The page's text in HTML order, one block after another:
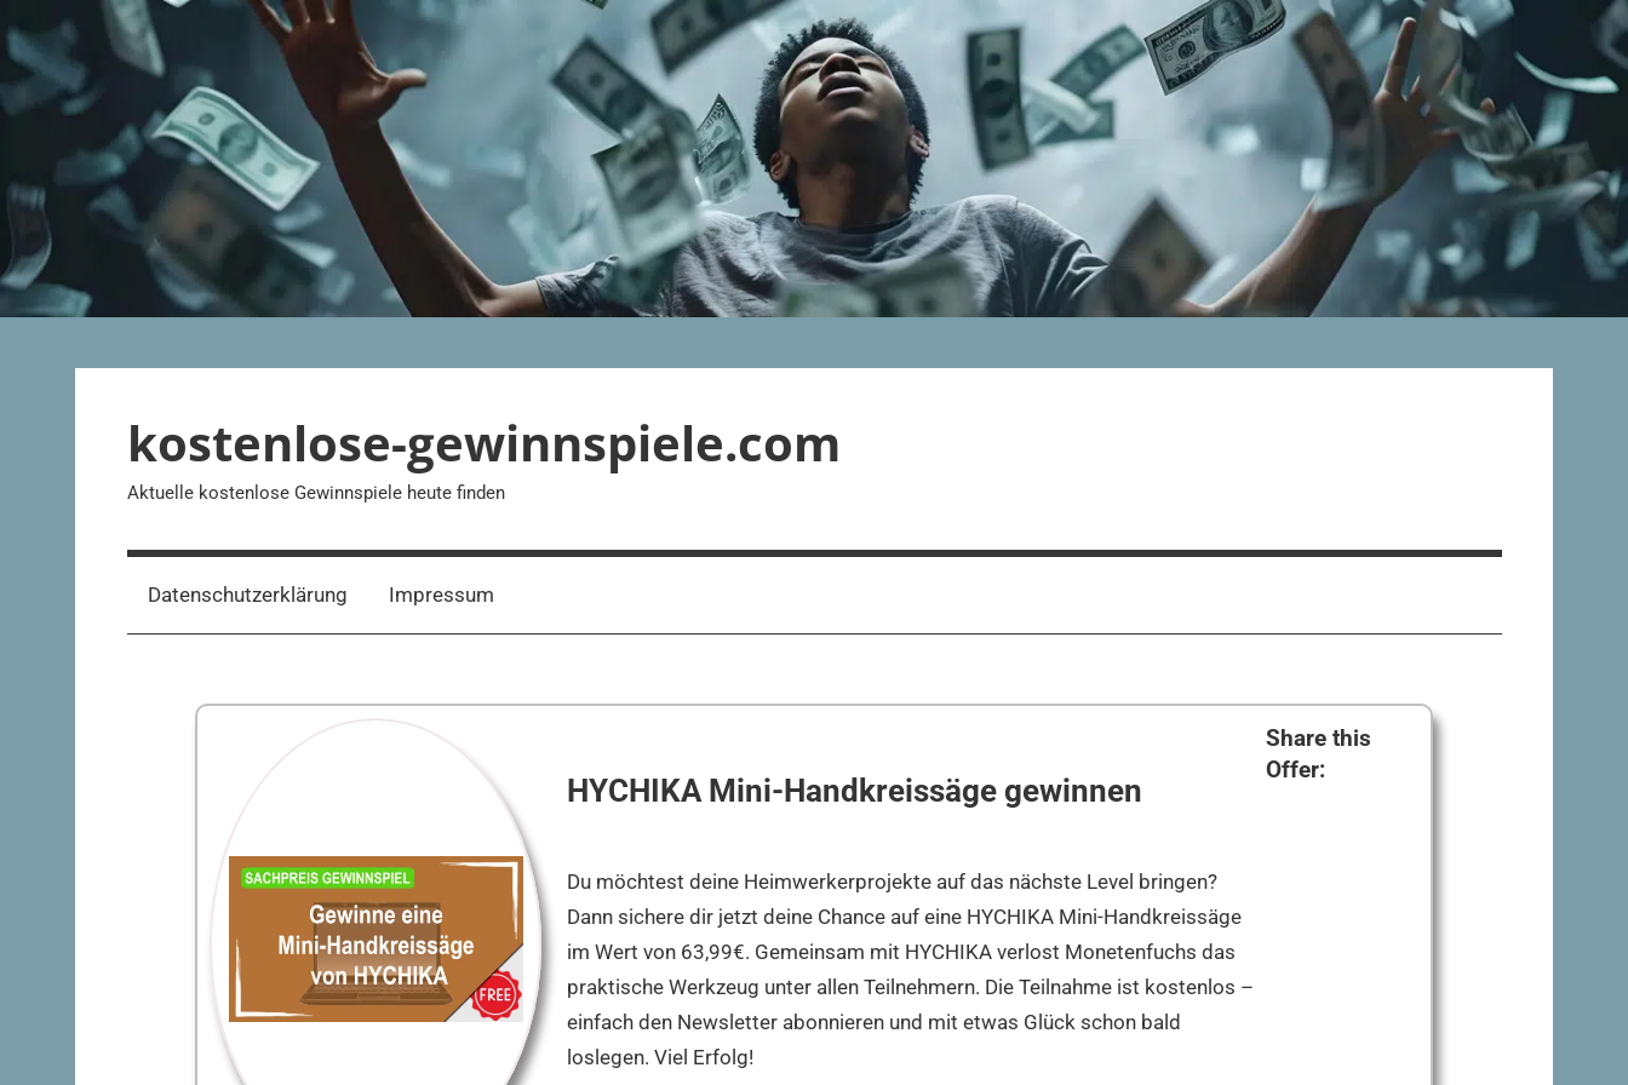
Inhalt
springen
kostenlose-gewinnspiele.com
Aktuelle kostenlose Gewinnspiele heute finden
Datenschutzerklärung Impressum
HYCHIKA Mini-Handkreissäge gewinnen
Du möchtest deine Heimwerkerprojekte auf das nächste Level bringen?
Dann sichere dir jetzt deine Chance auf eine HYCHIKA Mini-Handkreissäge
im Wert von 63,99€. Gemeinsam mit HYCHIKA verlost Monetenfuchs das
praktische Werkzeug unter allen Teilnehmern. Die Teilnahme ist kostenlos –
einfach den Newsletter abonnieren und mit etwas Glück schon bald
loslegen. Viel Erfolg!
Share this
Offer: